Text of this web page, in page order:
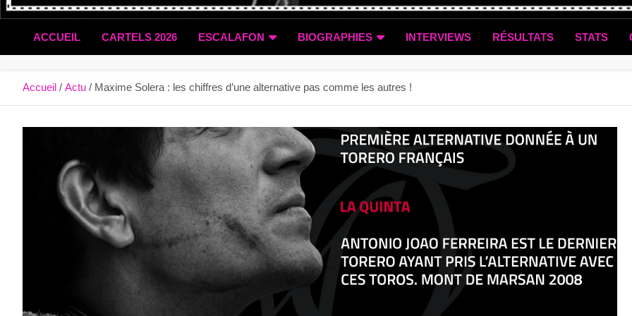
ACCUEIL CARTELS 2026 ESCALAFON BIOGRAPHIES INTERVIEWS RÉSULTATS STATS
Accueil Actu Maxime Solera : les chiffres d’une alternative pas comme les autres !